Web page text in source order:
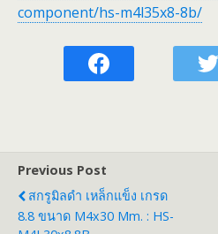
component/hs-m4l35x8-8b/
Previous Post
สกรูมิลดำ เหล็กแข็ง เกรด
8.8 ขนาด M4x30 Mm. : HS-